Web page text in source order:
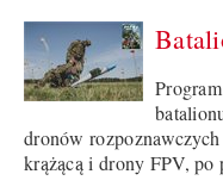
dronów
krążącą i drony FPV, po